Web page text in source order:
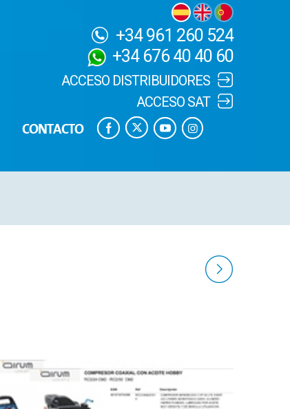
+34 961 260 524
+34 676 40 40 60
ACCESO DISTRIBUIDORES
ACCESO SAT
CONTACTO